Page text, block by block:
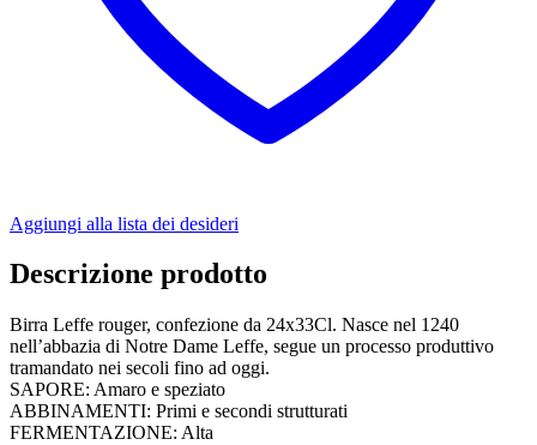
Aggiungi alla lista dei desideri
Descrizione prodotto
Birra Leffe rouger, confezione da 24x33Cl. Nasce nel 1240
nell’abbazia di Notre Dame Leffe, segue un processo produttivo
tramandato nei secoli fino ad oggi.
SAPORE: Amaro e speziato
ABBINAMENTI: Primi e secondi strutturati
FERMENTAZIONE: Alta